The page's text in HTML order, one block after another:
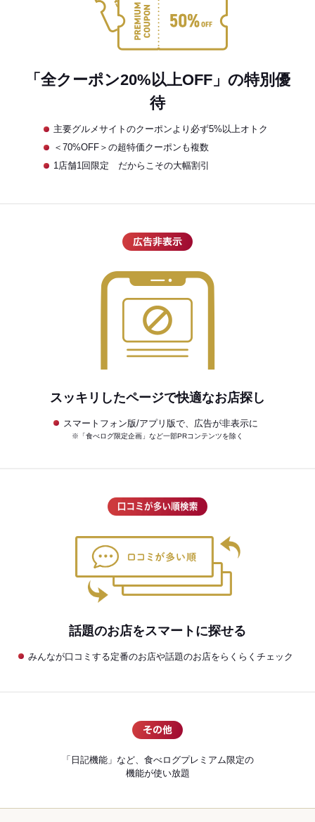
「全クーポン20%以上OFF」の特別優
待
主要グルメサイトのクーポンより必ず5%以上オトク
＜70%OFF＞の超特価クーポンも複数
1店舗1回限定 だからこその大幅割引
スッキリしたページで快適なお店探し
スマートフォン版/アプリ版で、広告が非表示に
※「食べログ限定企画」など一部PRコンテンツを除く
話題のお店をスマートに探せる
みんなが口コミする定番のお店や話題のお店をらくらくチェック
「日記機能」など、食べログプレミアム限定の
機能が使い放題